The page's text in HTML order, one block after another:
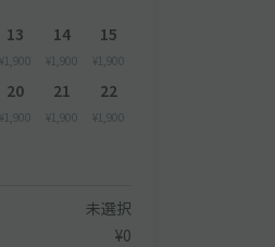
13
¥1,900
14
¥1,900
15
¥1,900
20
¥1,900
21
¥1,900
22
¥1,900
未選択
¥0